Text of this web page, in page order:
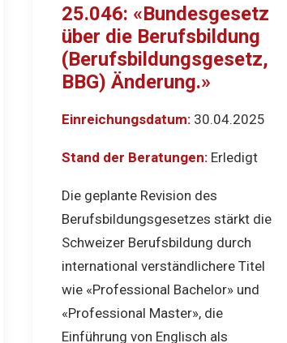
25.046: «Bundesgesetz
über die Berufsbildung
(Berufsbildungsgesetz,
BBG) Änderung.»
Einreichungsdatum: 30.04.2025
Stand der Beratungen: Erledigt
Die geplante Revision des
Berufsbildungsgesetzes stärkt die
Schweizer Berufsbildung durch
international verständlichere Titel
wie «Professional Bachelor» und
«Professional Master», die
Einführung von Englisch als